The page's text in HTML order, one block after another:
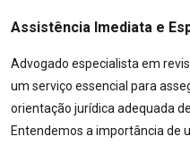
Assistência Imediata e
Advogado especialista em
um serviço essencial para
orientação jurídica adequada
Entendemos a importância de